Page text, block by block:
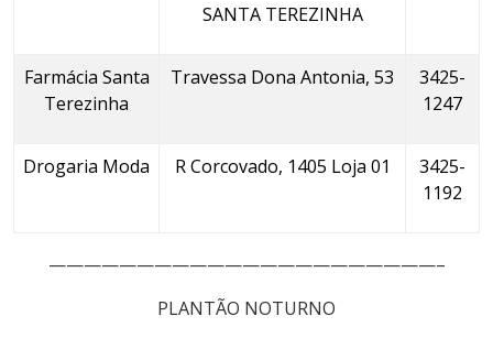
SANTA TEREZINHA
Farmácia Santa
Terezinha
Travessa Dona Antonia, 53
3425-
1247
Drogaria Moda R Corcovado, 1405 Loja 01
3425-
1192
——————————————————————–
PLANTÃO NOTURNO